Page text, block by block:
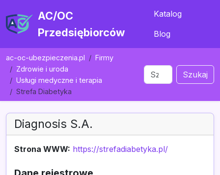
AC/OC
Przedsiębiorców
Katalog
Blog
ac-oc-ubezpieczenia.pl
Firmy
Zdrowie i uroda
Usługi medyczne i terapia
Strefa Diabetyka
Szukaj
Diagnosis S.A.
Strona WWW: https://strefadiabetyka.pl/